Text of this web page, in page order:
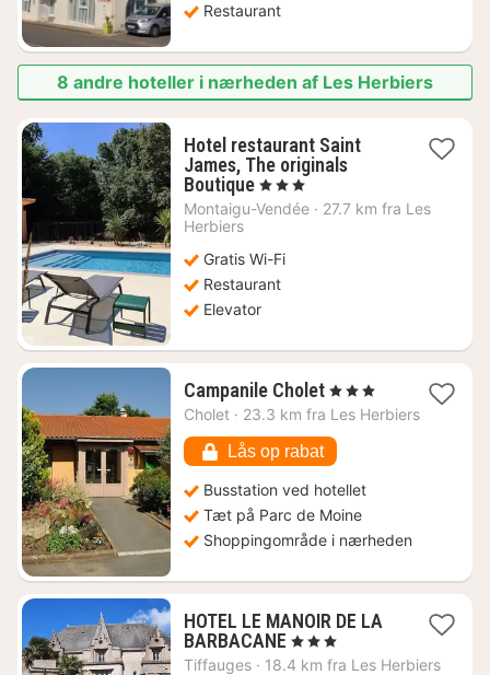
Restaurant
8 andre hoteller i nærheden af Les Herbiers
Hotel restaurant Saint
James, The originals
Boutique1
nat
kr.
, 3 Stjerner
Montaigu-Vendée · 27.7 km fra Les
Herbiers
Gratis Wi-Fi
Restaurant
Elevator
Campanile Cholet1
nat
507
kr.
, 3 Stjerner
Cholet · 23.3 km fra Les Herbiers
Lås op rabat
Busstation ved hotellet
Tæt på Parc de Moine
Shoppingområde i nærheden
HOTEL LE MANOIR DE LA
BARBACANE 1
nat
, 3 Stjerner
Tiffauges · 18.4 km fra Les Herbiers